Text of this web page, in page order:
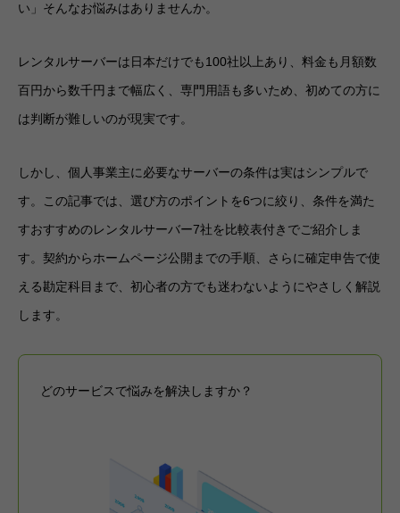
い」そんなお悩みはありませんか。
レンタルサーバーは日本だけでも100社以上あり、料金も月額数
百円から数千円まで幅広く、専門用語も多いため、初めての方に
は判断が難しいのが現実です。
しかし、個人事業主に必要なサーバーの条件は実はシンプルで
す。この記事では、選び方のポイントを6つに絞り、条件を満た
すおすすめのレンタルサーバー7社を比較表付きでご紹介しま
す。契約からホームページ公開までの手順、さらに確定申告で使
える勘定科目まで、初心者の方でも迷わないようにやさしく解説
します。
どのサービスで悩みを解決しますか？